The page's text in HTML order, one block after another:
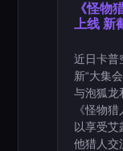
《怪物
上线 新
近日卡普
新“大集
与泡狐龙
《怪物
以享受艾
他猎人交